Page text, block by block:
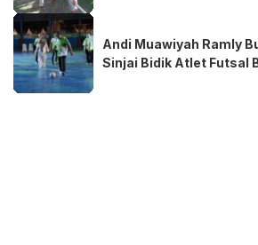
Andi Muawiyah Ramly
Sinjai Bidik Atlet Futsal